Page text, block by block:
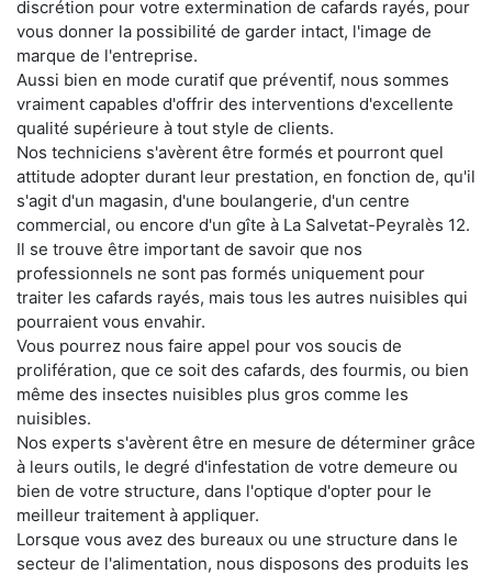
discrétion pour votre extermination de cafards rayés, pour
vous donner la possibilité de garder intact, l'image de
marque de l'entreprise.
Aussi bien en mode curatif que préventif, nous sommes
vraiment capables d'offrir des interventions d'excellente
qualité supérieure à tout style de clients.
Nos techniciens s'avèrent être formés et pourront quel
attitude adopter durant leur prestation, en fonction de, qu'il
s'agit d'un magasin, d'une boulangerie, d'un centre
commercial, ou encore d'un gîte à La Salvetat-Peyralès 12.
Il se trouve être important de savoir que nos
professionnels ne sont pas formés uniquement pour
traiter les cafards rayés, mais tous les autres nuisibles qui
pourraient vous envahir.
Vous pourrez nous faire appel pour vos soucis de
prolifération, que ce soit des cafards, des fourmis, ou bien
même des insectes nuisibles plus gros comme les
nuisibles.
Nos experts s'avèrent être en mesure de déterminer grâce
à leurs outils, le degré d'infestation de votre demeure ou
bien de votre structure, dans l'optique d'opter pour le
meilleur traitement à appliquer.
Lorsque vous avez des bureaux ou une structure dans le
secteur de l'alimentation, nous disposons des produits les